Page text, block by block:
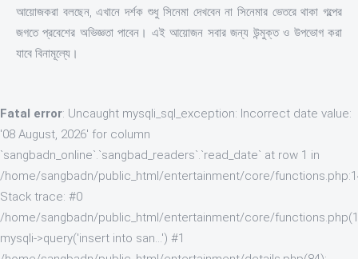
আয়োজকরা বলছেন, এখানে দর্শক শুধু সিনেমা দেখবেন না সিনেমার ভেতরে থাকা গল্পের
জগতে প্রবেশের অভিজ্ঞতা পাবেন। এই আয়োজন সবার জন্য উন্মুক্ত ও উপভোগ করা
যাবে বিনামূল্যে।
Fatal error: Uncaught mysqli_sql_exception: Incorrect date value:
'08 August, 2026' for column
`sangbadn_online`.`sangbad_readers`.`read_date` at row 1 in
/home/sangbadn/public_html/entertainment/core/
Stack trace: #0
/home/sangbadn/public_html/entertainment/core/
mysqli->query('insert into san...') #1